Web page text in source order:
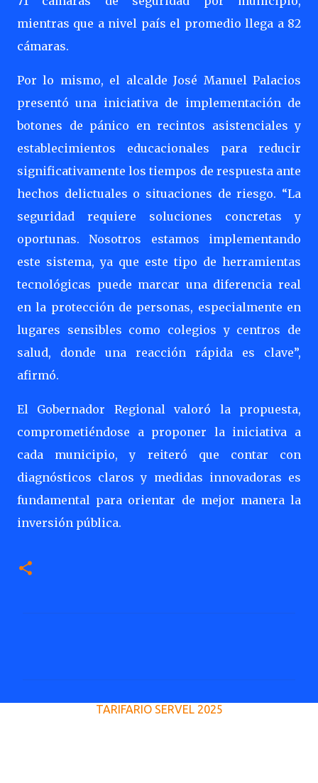
mientras que a nivel país el promedio llega a 82
cámaras.
Por lo mismo, el alcalde José Manuel Palacios
presentó una iniciativa de implementación de
botones de pánico en recintos asistenciales y
establecimientos educacionales para reducir
significativamente los tiempos de respuesta ante
hechos delictuales o situaciones de riesgo. “La
seguridad requiere soluciones concretas y
oportunas. Nosotros estamos implementando
este sistema, ya que este tipo de herramientas
tecnológicas puede marcar una diferencia real
en la protección de personas, especialmente en
lugares sensibles como colegios y centros de
salud, donde una reacción rápida es clave”,
afirmó.
El Gobernador Regional valoró la propuesta,
comprometiéndose a proponer la iniciativa a
cada municipio, y reiteró que contar con
diagnósticos claros y medidas innovadoras es
fundamental para orientar de mejor manera la
inversión pública.
TARIFARIO SERVEL 2025